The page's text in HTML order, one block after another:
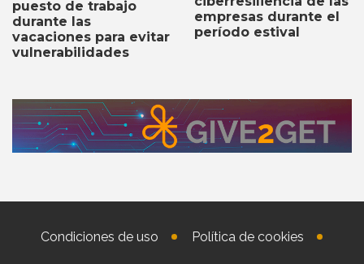
puesto de trabajo
durante las
vacaciones para evitar
vulnerabilidades
empresas durante el
período estival
Condiciones de uso Política de cookies